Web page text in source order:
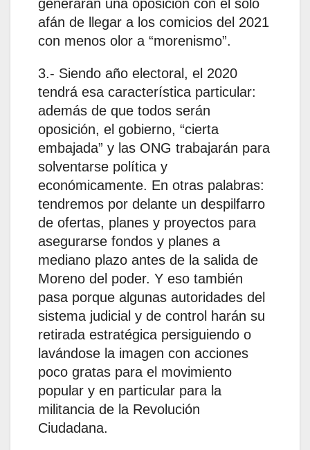
generarán una oposición con el solo
afán de llegar a los comicios del 2021
con menos olor a “morenismo”.
3.- Siendo año electoral, el 2020
tendrá esa característica particular:
además de que todos serán
oposición, el gobierno, “cierta
embajada” y las ONG trabajarán para
solventarse política y
económicamente. En otras palabras:
tendremos por delante un despilfarro
de ofertas, planes y proyectos para
asegurarse fondos y planes a
mediano plazo antes de la salida de
Moreno del poder. Y eso también
pasa porque algunas autoridades del
sistema judicial y de control harán su
retirada estratégica persiguiendo o
lavándose la imagen con acciones
poco gratas para el movimiento
popular y en particular para la
militancia de la Revolución
Ciudadana.